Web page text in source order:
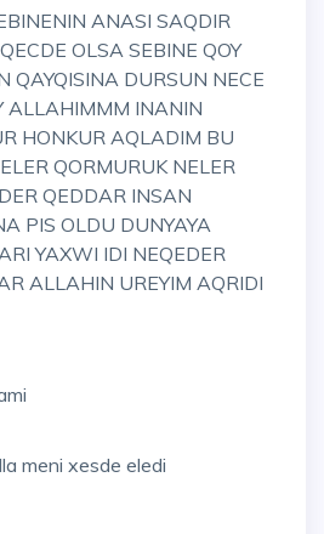
ANASI SAQDIR
OLSA SEBINE QOY
QAYQISINA DURSUN NECE
ALLAHIMMM INANIN
HONKUR AQLADIM BU
QORMURUK NELER
QEDDAR INSAN
PIS OLDU DUNYAYA
YAXWI IDI NEQEDER
ALLAHIN UREYIM AQRIDI
meni xesde eledi